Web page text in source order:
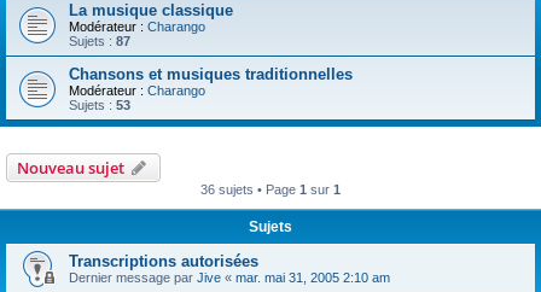
La musique classique
Modérateur : Charango
Sujets : 87
Chansons et musiques traditionnelles
Modérateur : Charango
Sujets : 53
Nouveau sujet
36 sujets • Page 1 sur 1
Sujets
Transcriptions autorisées
Dernier message par Jive « mar. mai 31, 2005 2:10 am